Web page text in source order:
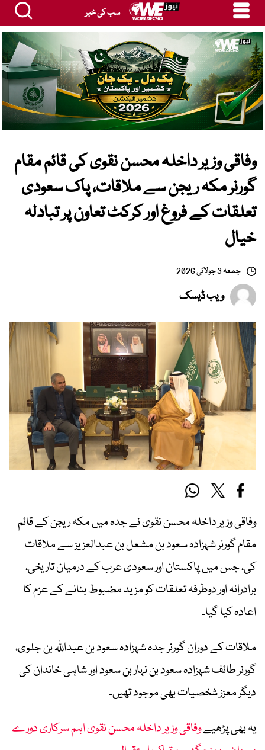
سب کی خبر
وفاقی وزیر داخلہ محسن نقوی کی قائم مقام
گورنر مکہ ریجن سے ملاقات، پاک سعودی
تعلقات کے فروغ اور کرکٹ تعاون پر تبادلہ
خیال
جمعہ 3 جولائی 2026
ویب ڈیسک
وفاقی وزیر داخلہ محسن نقوی نے جدہ میں مکہ ریجن کے قائم
مقام گورنر شہزادہ سعود بن مشعل بن عبدالعزیز سے ملاقات
کی، جس میں پاکستان اور سعودی عرب کے درمیان تاریخی،
برادرانہ اور دوطرفہ تعلقات کو مزید مضبوط بنانے کے عزم کا
اعادہ کیا گیا۔
ملاقات کے دوران گورنر جدہ شہزادہ سعود بن عبداللہ بن جلوی،
گورنر طائف شہزادہ سعود بن نہار بن سعود اور شاہی خاندان کی
دیگر معزز شخصیات بھی موجود تھیں۔
یہ بھی پڑھیےوفاقی وزیر داخلہ محسن نقوی اہم سرکاری دورے